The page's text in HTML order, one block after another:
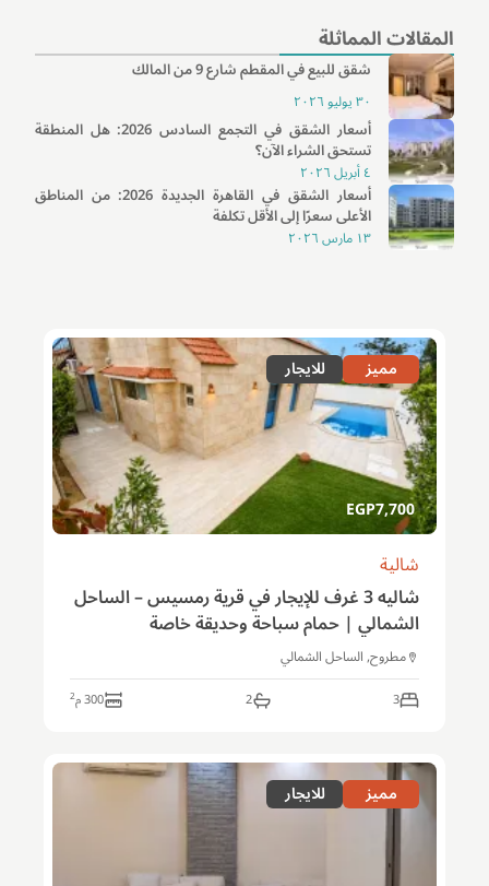
المقالات المماثلة
شقق للبيع في المقطم شارع 9 من المالك
٣٠ يوليو ٢٠٢٦
أسعار الشقق في التجمع السادس 2026: هل المنطقة
تستحق الشراء الآن؟
٤ أبريل ٢٠٢٦
أسعار الشقق في القاهرة الجديدة 2026: من المناطق
الأعلى سعرًا إلى الأقل تكلفة
١٣ مارس ٢٠٢٦
مميز للايجار
7,700
EGP
شالية
شاليه 3 غرف للإيجار في قرية رمسيس – الساحل
الشمالي | حمام سباحة وحديقة خاصة
مطروح, الساحل الشمالي
3
2
300م2
مميز للايجار